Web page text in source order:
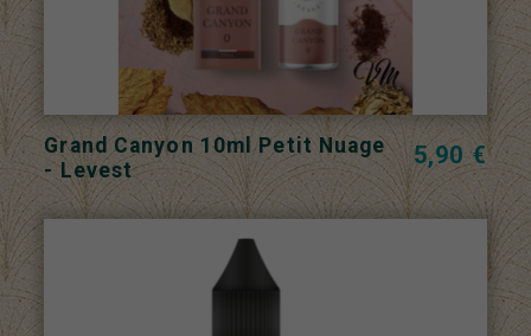
Grand Canyon 10ml Petit Nuage
- Levest
5,90 €